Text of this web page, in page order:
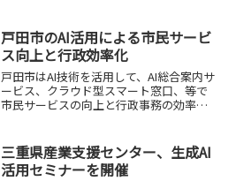
戸田市のAI活用による市民サービ
ス向上と行政効率化
戸田市はAI技術を活用して、AI総合案内サ
ービス、クラウド型スマート窓口、等で
市民サービスの向上と行政事務の効率化
三重県産業支援センター、生成AI
活用セミナーを開催